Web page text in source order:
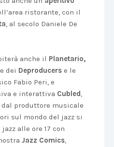
ristorante, con il
, al secolo Daniele De
anche il Planetario,
dei Deproducers e le
Fabio Peri, e
e interattiva Cubled,
produttore musicale
sul mondo del jazz si
alle ore 17 con
Jazz Comics,